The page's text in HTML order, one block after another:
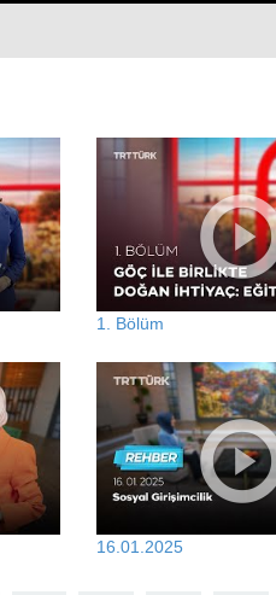
1. Bölüm
16.01.2025